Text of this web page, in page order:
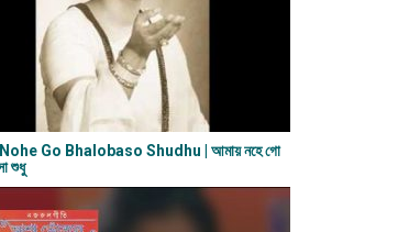
Go Bhalobaso Shudhu | আমায় নহে গো
শুধু